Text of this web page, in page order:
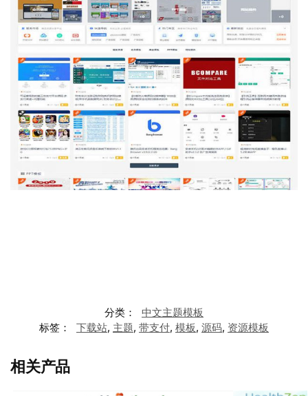
分类：
中文主题模板
标签：
下载站, 主题, 带支付, 模板, 源码, 资源模板
相关产品